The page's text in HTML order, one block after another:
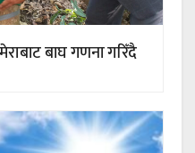
बाघ गणना गरिँदै